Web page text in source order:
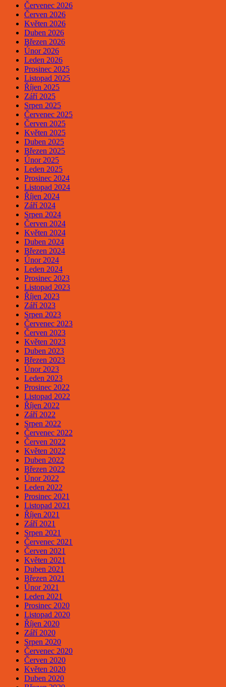
Červenec 2026
Červen 2026
Květen 2026
Duben 2026
Březen 2026
Únor 2026
Leden 2026
Prosinec 2025
Listopad 2025
Říjen 2025
Září 2025
Srpen 2025
Červenec 2025
Červen 2025
Květen 2025
Duben 2025
Březen 2025
Únor 2025
Leden 2025
Prosinec 2024
Listopad 2024
Říjen 2024
Září 2024
Srpen 2024
Červen 2024
Květen 2024
Duben 2024
Březen 2024
Únor 2024
Leden 2024
Prosinec 2023
Listopad 2023
Říjen 2023
Září 2023
Srpen 2023
Červenec 2023
Červen 2023
Květen 2023
Duben 2023
Březen 2023
Únor 2023
Leden 2023
Prosinec 2022
Listopad 2022
Říjen 2022
Září 2022
Srpen 2022
Červenec 2022
Červen 2022
Květen 2022
Duben 2022
Březen 2022
Únor 2022
Leden 2022
Prosinec 2021
Listopad 2021
Říjen 2021
Září 2021
Srpen 2021
Červenec 2021
Červen 2021
Květen 2021
Duben 2021
Březen 2021
Únor 2021
Leden 2021
Prosinec 2020
Listopad 2020
Říjen 2020
Září 2020
Srpen 2020
Červenec 2020
Červen 2020
Květen 2020
Duben 2020